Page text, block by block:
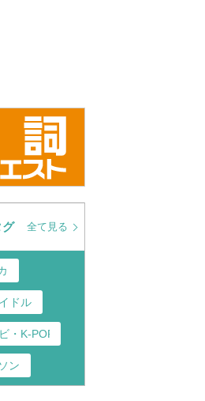
ライブ！ライブ！」
BOYZが心震えるパフォ
ンス！「アイノカタチ」を
グ 全て見る
ドル
・K-POP和訳
ン